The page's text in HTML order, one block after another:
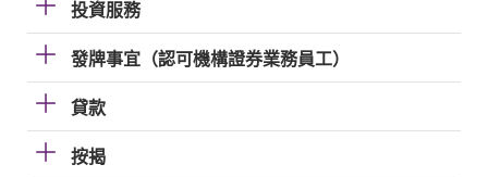
投資服務
發牌事宜（認可機構證券業務員工）
貸款
按揭